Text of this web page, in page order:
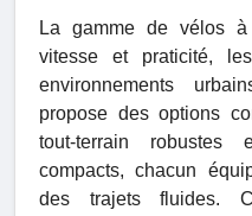
La gamme de vélos
vitesse et praticité,
environnements
propose des options
tout-terrain
compacts, chacun
des trajets fluides.